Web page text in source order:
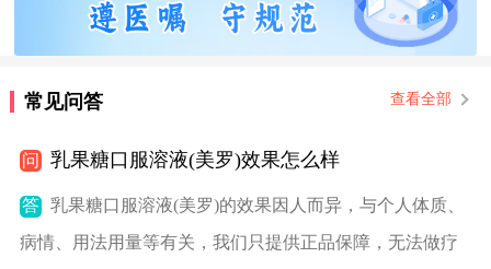
常见问答 查看全部
问 乳果糖口服溶液(美罗)效果怎么样
答 乳果糖口服溶液(美罗)的效果因人而异，与个人体质、
病情、用法用量等有关，我们只提供正品保障，无法做疗